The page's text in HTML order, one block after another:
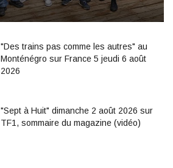
"Des trains pas comme les autres" au
Monténégro sur France 5 jeudi 6 août
2026
"Sept à Huit" dimanche 2 août 2026 sur
TF1, sommaire du magazine (vidéo)